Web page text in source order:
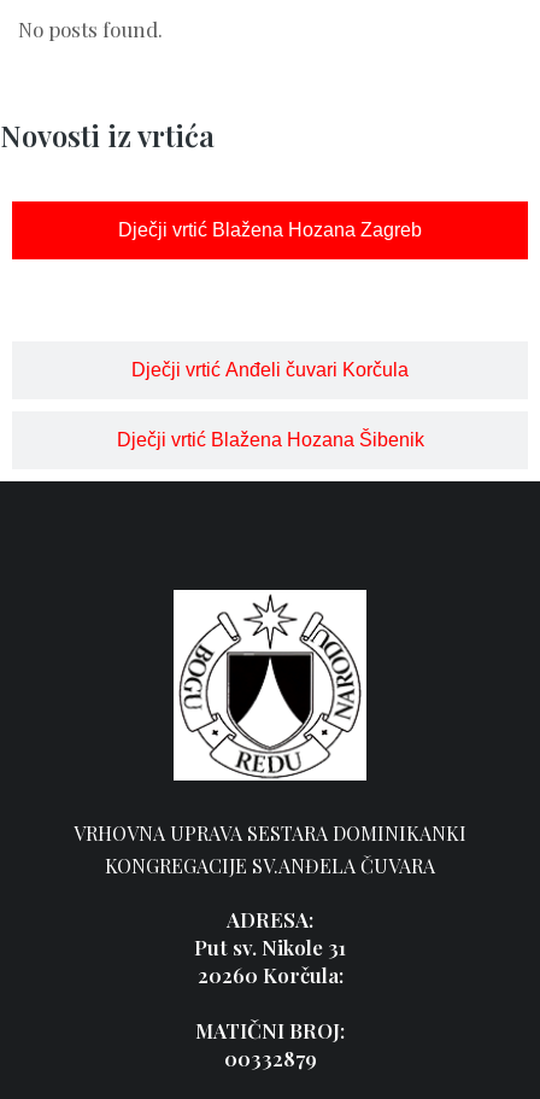
No posts found.
Novosti iz vrtića
Dječji vrtić Blažena Hozana Zagreb
Dječji vrtić Anđeli čuvari Korčula
Dječji vrtić Blažena Hozana Šibenik
VRHOVNA UPRAVA SESTARA DOMINIKANKI
KONGREGACIJE SV.ANĐELA ČUVARA
ADRESA:
Put sv. Nikole 31
20260 Korčula:
MATIČNI BROJ:
00332879